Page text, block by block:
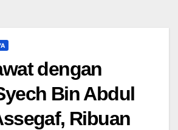
dengan
Bin Abdul
Ribuan